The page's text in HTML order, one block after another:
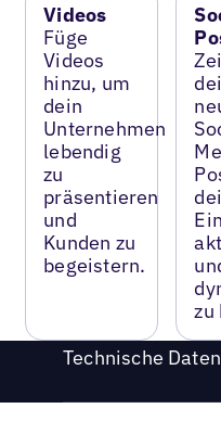
Videos
Füge
Videos
hinzu, um
dein
Unternehmen
lebendig
zu
präsentieren
und
Kunden zu
begeistern.
zu
Technische Daten